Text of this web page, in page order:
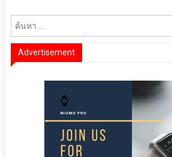
Advertisement